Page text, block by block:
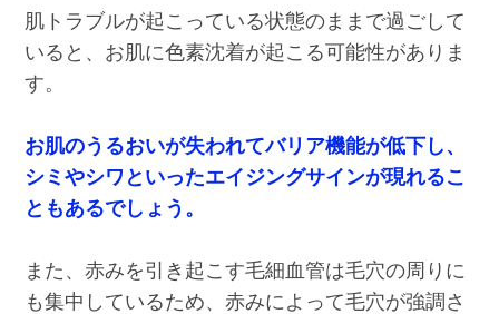
肌トラブルが起こっている状態のままで過ごして
いると、お肌に色素沈着が起こる可能性がありま
す。
お肌のうるおいが失われてバリア機能が低下し、
シミやシワといったエイジングサインが現れるこ
ともあるでしょう。
また、赤みを引き起こす毛細血管は毛穴の周りに
も集中しているため、赤みによって毛穴が強調さ